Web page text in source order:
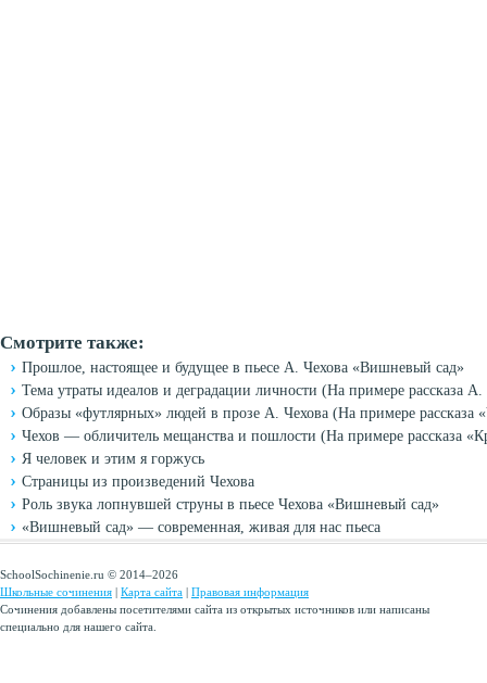
Смотрите также:
Прошлое, настоящее и будущее в пьесе А. Чехова «Вишневый сад»
Тема утраты идеалов и деградации личности (На примере рассказа
Образы «футлярных» людей в прозе А. Чехова (На примере рассказа
Чехов — обличитель мещанства и пошлости (На примере рассказа
Я человек и этим я горжусь
Страницы из произведений Чехова
Роль звука лопнувшей струны в пьесе Чехова «Вишневый сад»
«Вишневый сад» — современная, живая для нас пьеса
SchoolSochinenie.ru © 2014–2026
Школьные сочинения | Карта сайта | Правовая информация
Сочинения добавлены посетителями сайта из открытых источников или написаны
специально для нашего сайта.